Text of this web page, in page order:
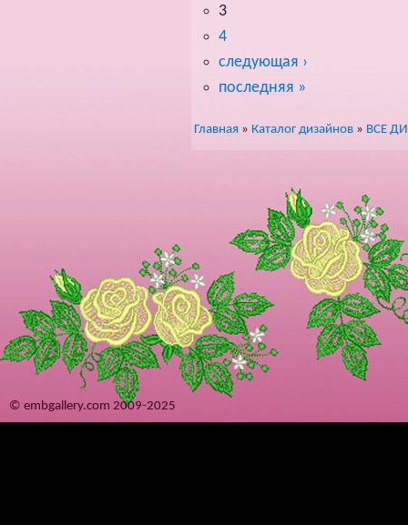
3
4
следующая ›
последняя »
Главная » Каталог дизайнов » ВСЕ
© embgallery.com 2009-2025